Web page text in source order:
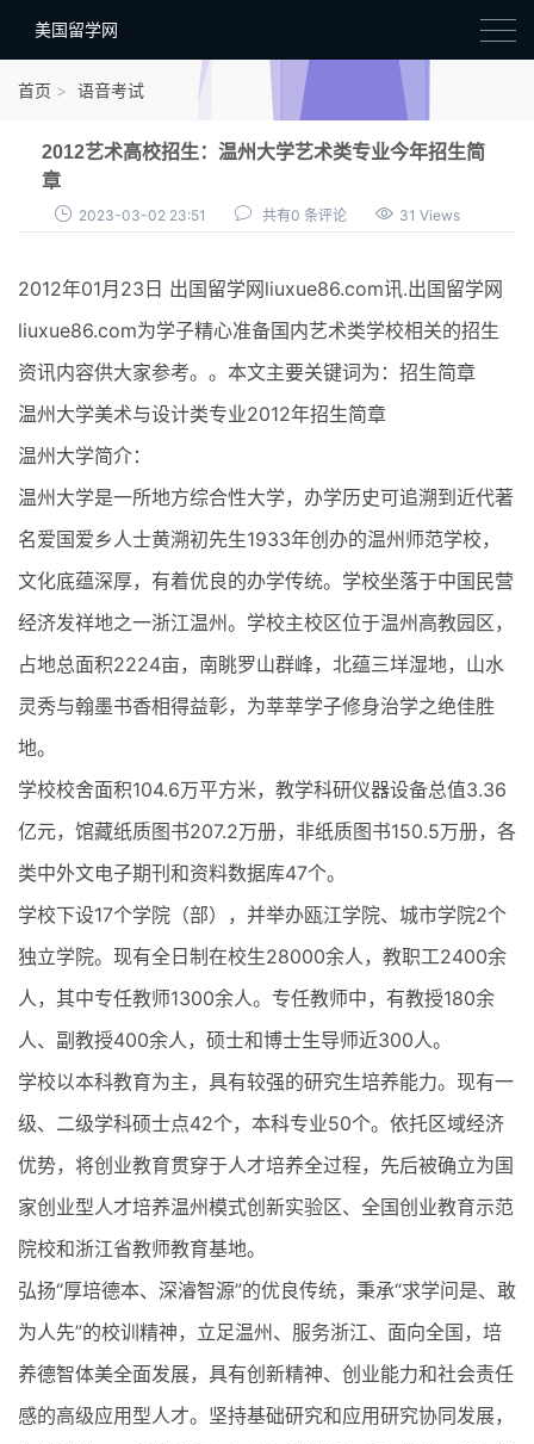
美国留学网
新闻政策
留学费用
申请条件
行前准备
签证办理
首页 语音考试
2012艺术高校招生：温州大学艺术类专业今年招生简
章
2023-03-02 23:51 共有0 条评论 31 Views
2012年01月23日 出国留学网liuxue86.com讯.出国留学网
liuxue86.com为学子精心准备国内艺术类学校相关的招生
资讯内容供大家参考。。本文主要关键词为：招生简章
温州大学美术与设计类专业2012年招生简章
温州大学简介：
温州大学是一所地方综合性大学，办学历史可追溯到近代著
名爱国爱乡人士黄溯初先生1933年创办的温州师范学校，
文化底蕴深厚，有着优良的办学传统。学校坐落于中国民营
经济发祥地之一浙江温州。学校主校区位于温州高教园区，
占地总面积2224亩，南眺罗山群峰，北蕴三垟湿地，山水
灵秀与翰墨书香相得益彰，为莘莘学子修身治学之绝佳胜
地。
学校校舍面积104.6万平方米，教学科研仪器设备总值3.36
亿元，馆藏纸质图书207.2万册，非纸质图书150.5万册，各
类中外文电子期刊和资料数据库47个。
学校下设17个学院（部），并举办瓯江学院、城市学院2个
独立学院。现有全日制在校生28000余人，教职工2400余
人，其中专任教师1300余人。专任教师中，有教授180余
人、副教授400余人，硕士和博士生导师近300人。
学校以本科教育为主，具有较强的研究生培养能力。现有一
级、二级学科硕士点42个，本科专业50个。依托区域经济
优势，将创业教育贯穿于人才培养全过程，先后被确立为国
家创业型人才培养温州模式创新实验区、全国创业教育示范
院校和浙江省教师教育基地。
弘扬“厚培德本、深濬智源”的优良传统，秉承“求学问是、敢
为人先”的校训精神，立足温州、服务浙江、面向全国，培
养德智体美全面发展，具有创新精神、创业能力和社会责任
感的高级应用型人才。坚持基础研究和应用研究协同发展，